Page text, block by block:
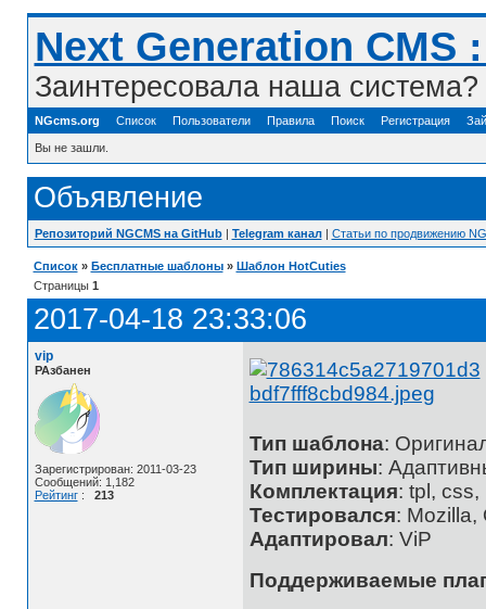
Next Generation
Заинтересовала наша
NGcms.org Список Пользователи Правила Поиск Регистрация
Вы не зашли.
Объявление
Репозиторий NGCMS на GitHub| Telegram канал| Статьи по продвижению
Список » Бесплатные шаблоны » Шаблон HotCuties
Страницы 1
2017-04-18 23:33:06
vip
РАзбанен
Зарегистрирован: 2011-03-23
Сообщений: 1,182
Рейтинг: 213
Тип шаблона:
Тип ширины:
Комплектация: tpl,
Тестировался: Mozilla,
Адаптировал: ViP
Поддерживаемые